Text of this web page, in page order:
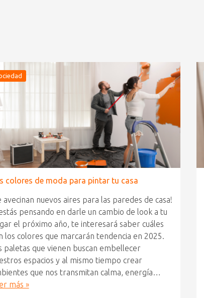
colores de moda para pintar tu casa
avecinan nuevos aires para las paredes de casa!
pensando en darle un cambio de look a tu
el próximo año, te interesará saber cuáles
los colores que marcarán tendencia en 2025.
paletas que vienen buscan embellecer
espacios y al mismo tiempo crear
que nos transmitan calma, energía…
más »